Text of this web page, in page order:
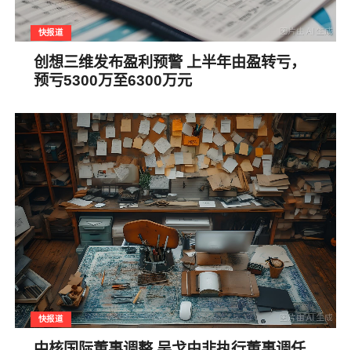
快报道
创想三维发布盈利预警 上半年由盈转亏，
预亏5300万至6300万元
快报道